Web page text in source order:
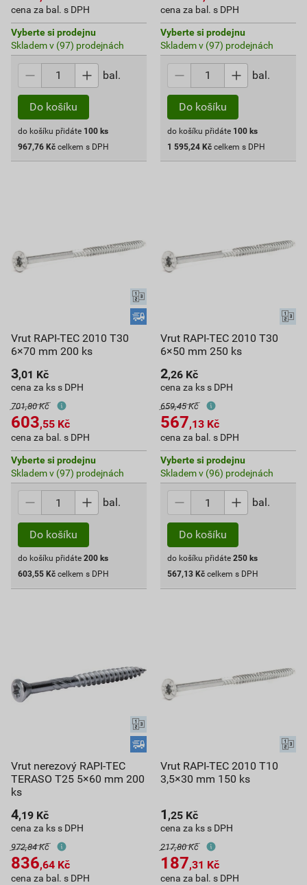
cena za bal. s DPH
Vyberte si prodejnu
Skladem v (97) prodejnách
bal.
Do košíku
do košíku přidáte 100 ks
967,76 Kč celkem s DPH
cena za bal. s DPH
Vyberte si prodejnu
Skladem v (97) prodejnách
bal.
Do košíku
do košíku přidáte 100 ks
1 595,24 Kč celkem s DPH
Vrut RAPI-TEC 2010 T30
6×70 mm 200 ks
3,01 Kč
cena za ks s DPH
701,80 Kč
603,55 Kč
cena za bal. s DPH
Vyberte si prodejnu
Skladem v (97) prodejnách
bal.
Do košíku
do košíku přidáte 200 ks
603,55 Kč celkem s DPH
Vrut RAPI-TEC 2010 T30
6×50 mm 250 ks
2,26 Kč
cena za ks s DPH
659,45 Kč
567,13 Kč
cena za bal. s DPH
Vyberte si prodejnu
Skladem v (96) prodejnách
bal.
Do košíku
do košíku přidáte 250 ks
567,13 Kč celkem s DPH
Vrut nerezový RAPI-TEC
TERASO T25 5×60 mm 200
ks
4,19 Kč
cena za ks s DPH
972,84 Kč
836,64 Kč
cena za bal. s DPH
Vrut RAPI-TEC 2010 T10
3,5×30 mm 150 ks
1 ,25 Kč
cena za ks s DPH
217,80 Kč
187,31 Kč
cena za bal. s DPH